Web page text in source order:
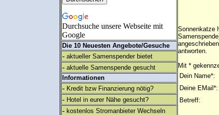
Durchsuche unsere Webseite mit
Google
Die 10 Neuesten Angebote/Gesuche
- aktueller Samenspender bietet
- aktuelle Samenspende gesucht
Informationen
- Kredit bzw Finanzierung nötig?
- Hotel in eurer Nähe gesucht?
- kostenlos Stromanbieter Wechseln
Sonnenkatze
antworten.
Mit *
Dein Name*:
Deine EMail*:
Betreff: